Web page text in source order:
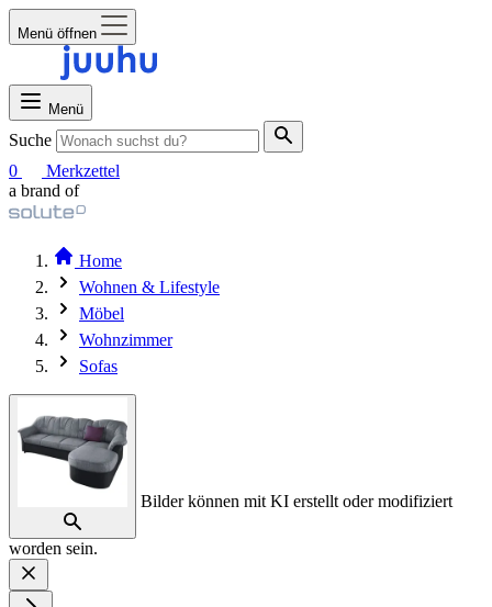
Menü öffnen
Menü
Suche
0
Merkzettel
a brand of
Home
Wohnen & Lifestyle
Möbel
Wohnzimmer
Sofas
Bilder können mit KI erstellt oder modifiziert
worden sein.